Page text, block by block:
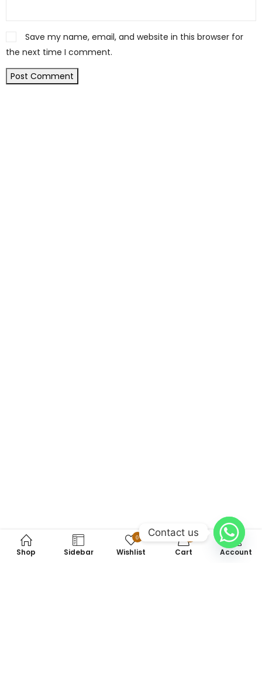
Save my name, email, and website in this browser for
the next time I comment.
Shop Sidebar
0
Wishlist
0
Cart Account
Contact us